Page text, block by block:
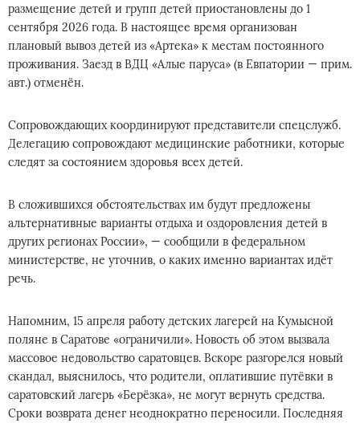
размещение детей и групп детей приостановлены до 1
сентября 2026 года. В настоящее время организован
плановый вывоз детей из «Артека» к местам постоянного
проживания. Заезд в ВДЦ «Алые паруса» (в Евпатории — прим.
авт.) отменён.
Сопровождающих координируют представители спецслужб.
Делегацию сопровождают медицинские работники, которые
следят за состоянием здоровья всех детей.
В сложившихся обстоятельствах им будут предложены
альтернативные варианты отдыха и оздоровления детей в
других регионах России», — сообщили в федеральном
министерстве, не уточнив, о каких именно вариантах идёт
речь.
Напомним, 15 апреля работу детских лагерей на Кумысной
поляне в Саратове «ограничили». Новость об этом вызвала
массовое недовольство саратовцев. Вскоре разгорелся новый
скандал, выяснилось, что родители, оплатившие путёвки в
саратовский лагерь «Берёзка», не могут вернуть средства.
Сроки возврата денег неоднократно переносили. Последняя